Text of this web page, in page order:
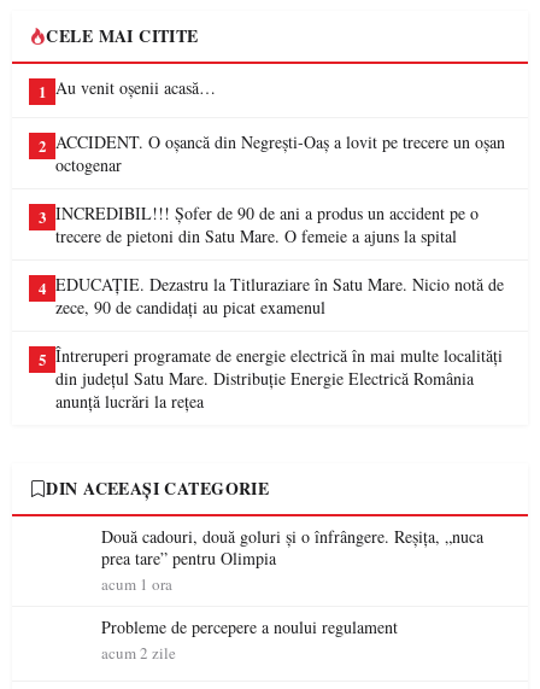
CELE MAI CITITE
1 Au venit oșenii acasă…
2 ACCIDENT. O oșancă din Negrești-Oaș a lovit pe trecere un oșan
octogenar
3 INCREDIBIL!!! Șofer de 90 de ani a produs un accident pe o
trecere de pietoni din Satu Mare. O femeie a ajuns la spital
4 EDUCAȚIE. Dezastru la Titluraziare în Satu Mare. Nicio notă de
zece, 90 de candidați au picat examenul
5 Întreruperi programate de energie electrică în mai multe localități
din județul Satu Mare. Distribuție Energie Electrică România
anunță lucrări la rețea
DIN ACEEAȘI CATEGORIE
Două cadouri, două goluri și o înfrângere. Reșița, „nuca
prea tare” pentru Olimpia
acum 1 ora
Probleme de percepere a noului regulament
acum 2 zile